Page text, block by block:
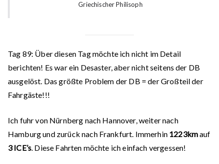
Griechischer Philisoph
Tag 89: Über diesen Tag möchte ich nicht im Detail
berichten! Es war ein Desaster, aber nicht seitens der DB
ausgelöst. Das größte Problem der DB = der Großteil der
Fahrgäste!!!
Ich fuhr von Nürnberg nach Hannover, weiter nach
Hamburg und zurück nach Frankfurt. Immerhin 1223kmauf
3 ICE’s. Diese Fahrten möchte ich einfach vergessen!